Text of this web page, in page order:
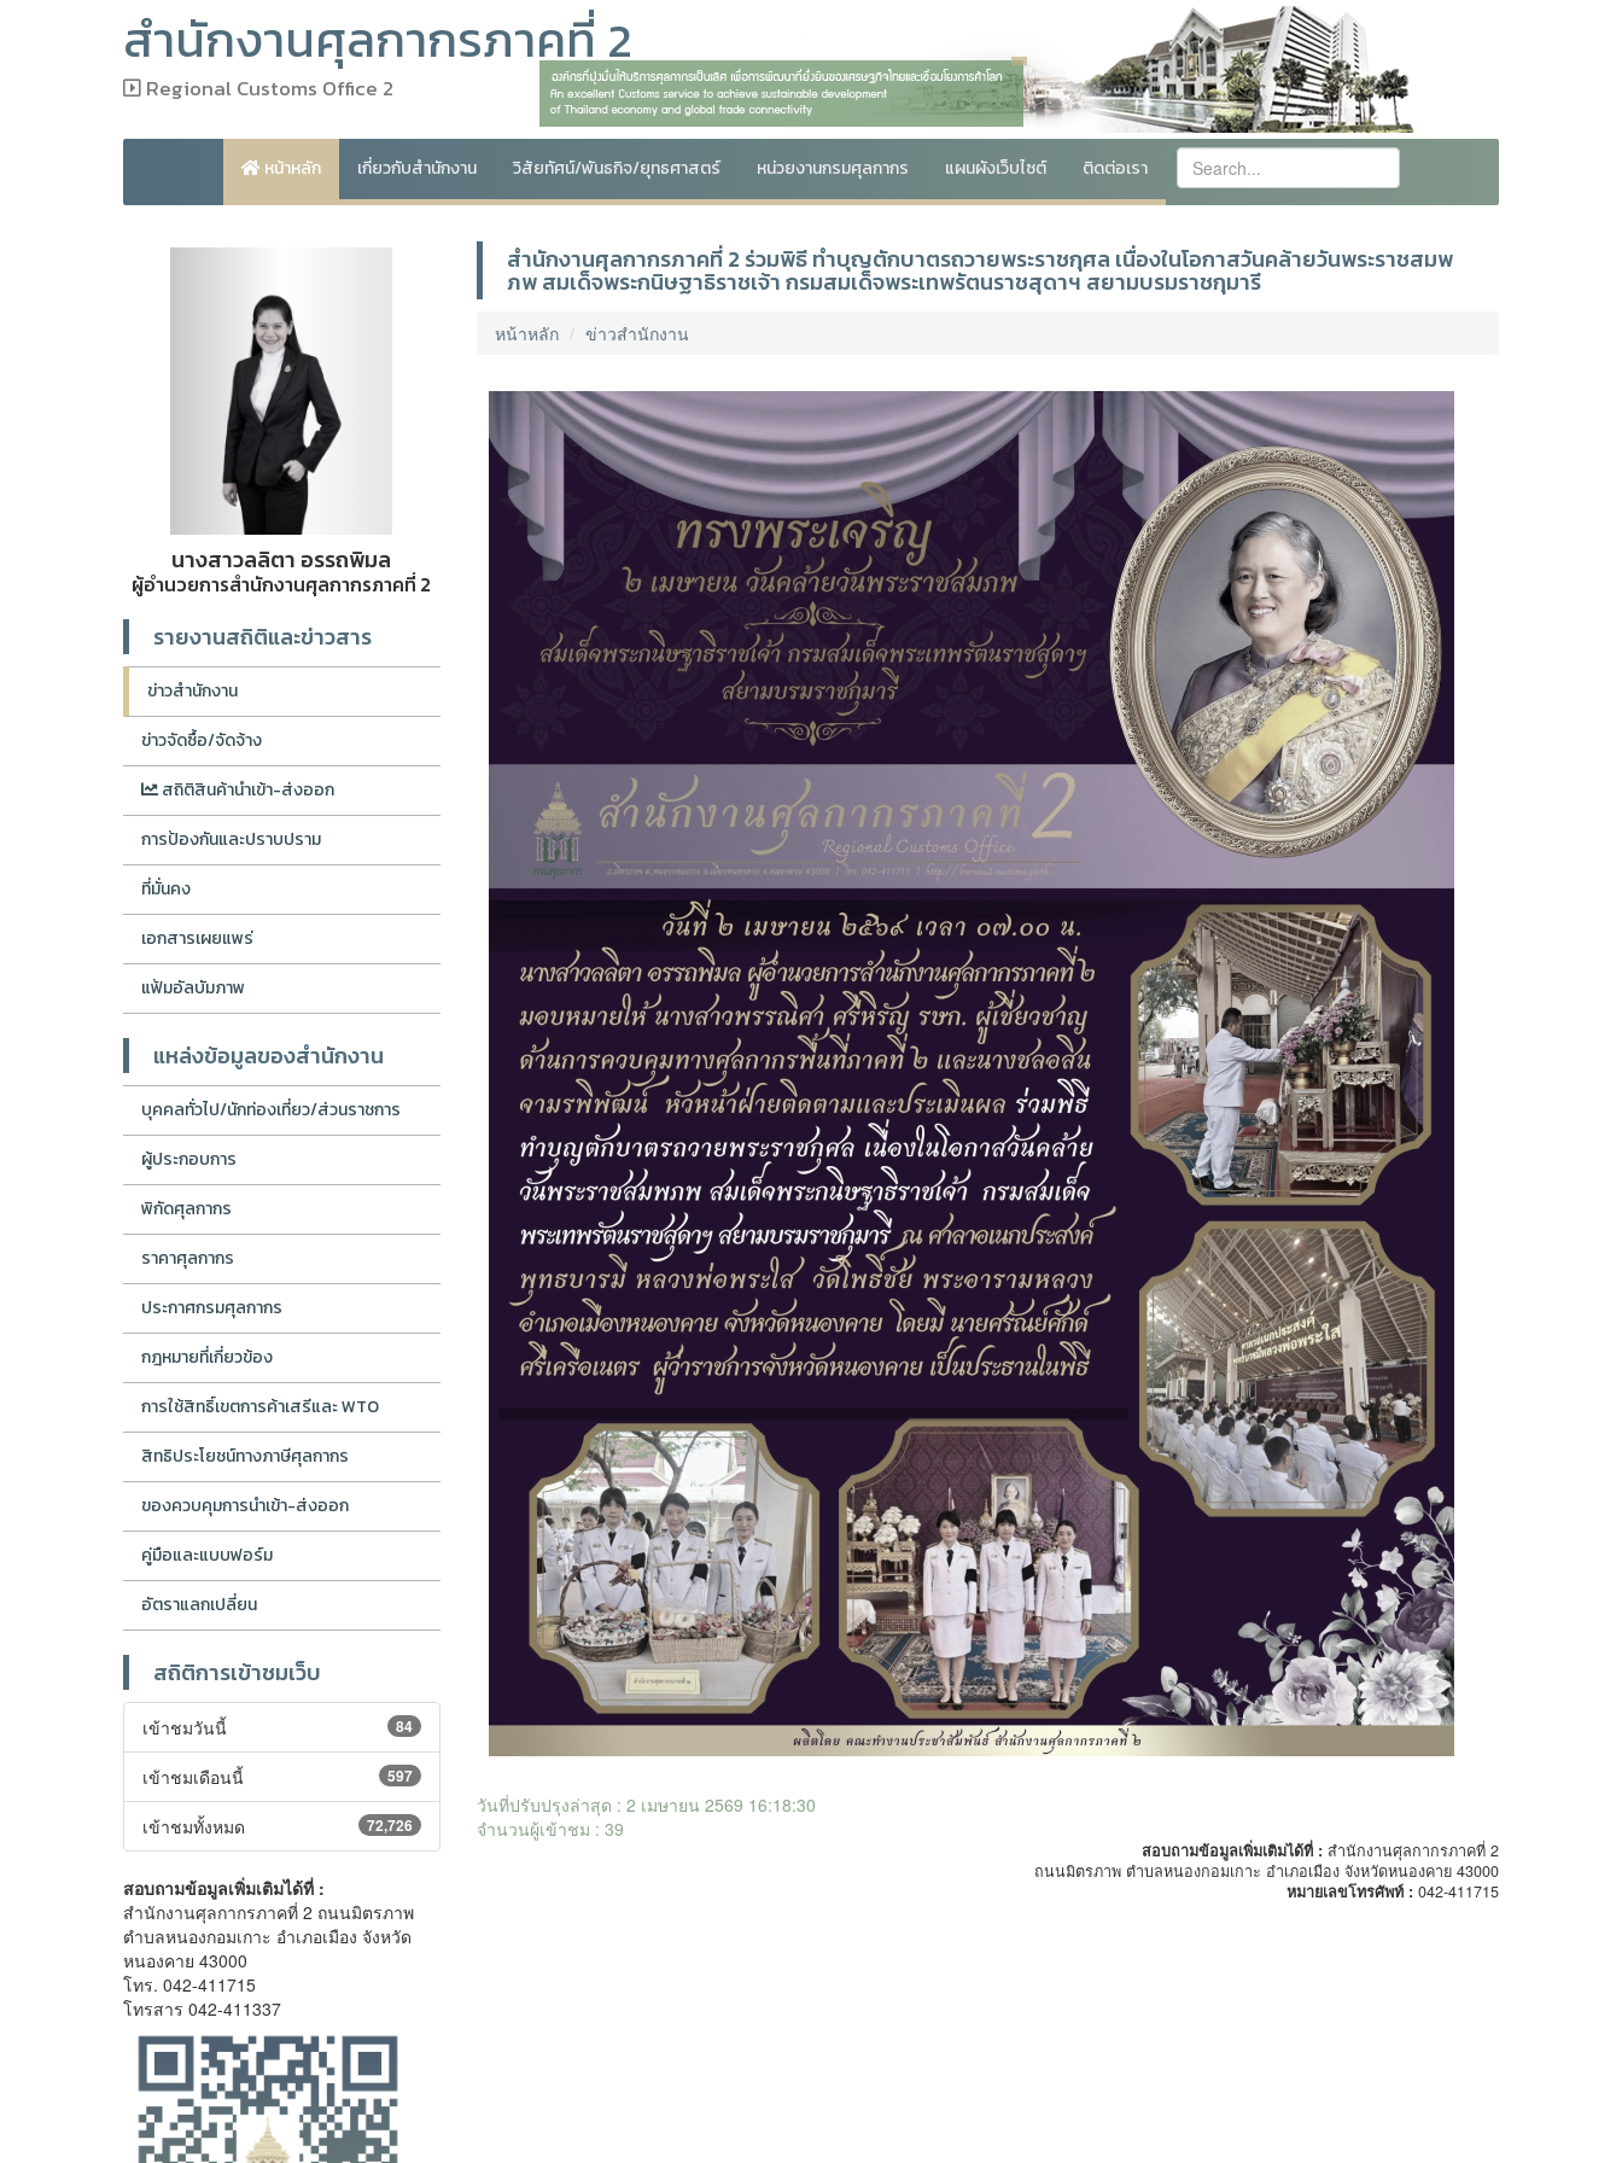
สำนักงานศุลกากรภาคที่ 2
Regional Customs Office 2
หน้าหลัก เกี่ยวกับสำนักงาน วิสัยทัศน์/พันธกิจ/ยุทธศาสตร์ หน่วยงานกรมศุลกากร แผนผังเว็บไซต์ ติดต่อเรา
นางสาวลลิตา อรรถพิมล
ผู้อำนวยการสำนักงานศุลกากรภาคที่ 2
รายงานสถิติและข่าวสาร
ข่าวสำนักงาน
ข่าวจัดซื้อ/จัดจ้าง
สถิติสินค้านำเข้า-ส่งออก
การป้องกันและปราบปราม
ที่มั่นคง
เอกสารเผยแพร่
แฟ้มอัลบัมภาพ
แหล่งข้อมูลของสำนักงาน
บุคคลทั่วไป/นักท่องเที่ยว/ส่วนราชการ
ผู้ประกอบการ
พิกัดศุลกากร
ราคาศุลกากร
ประกาศกรมศุลกากร
กฎหมายที่เกี่ยวข้อง
การใช้สิทธิ์เขตการค้าเสรีและ WTO
สิทธิประโยชน์ทางภาษีศุลกากร
ของควบคุมการนำเข้า-ส่งออก
คู่มือและแบบฟอร์ม
อัตราแลกเปลี่ยน
สถิติการเข้าชมเว็บ
84
เข้าชมวันนี้
597
เข้าชมเดือนนี้
72,726
เข้าชมทั้งหมด
สอบถามข้อมูลเพิ่มเติมได้ที่ :
สำนักงานศุลกากรภาคที่ 2 ถนนมิตรภาพ
ตำบลหนองกอมเกาะ อำเภอเมือง จังหวัด
หนองคาย 43000
โทร. 042-411715
โทรสาร 042-411337
สำนักงานศุลกากรภาคที่ 2 ร่วมพิธี ทำบุญตักบาตรถวายพระราชกุศล เนื่องในโอกาสวันคล้ายวันพระราชสมพ
ภพ สมเด็จพระกนิษฐาธิราชเจ้า กรมสมเด็จพระเทพรัตนราชสุดาฯ สยามบรมราชกุมารี
หน้าหลัก ข่าวสำนักงาน
วันที่ปรับปรุงล่าสุด : 2 เมษายน 2569 16:18:30
จำนวนผู้เข้าชม : 39
สอบถามข้อมูลเพิ่มเติมได้ที่ : สำนักงานศุลกากรภาคที่ 2
ถนนมิตรภาพ ตำบลหนองกอมเกาะ อำเภอเมือง จังหวัดหนองคาย 43000
หมายเลขโทรศัพท์ : 042-411715